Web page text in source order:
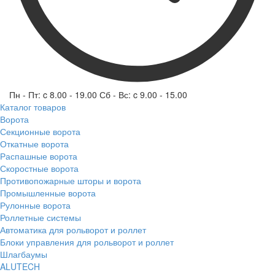
Пн - Пт: c 8.00 - 19.00 Сб - Вс: c 9.00 - 15.00
Каталог товаров
Ворота
Секционные ворота
Откатные ворота
Распашные ворота
Скоростные ворота
Противопожарные шторы и ворота
Промышленные ворота
Рулонные ворота
Роллетные системы
Автоматика для рольворот и роллет
Блоки управления для рольворот и роллет
Шлагбаумы
ALUTECH